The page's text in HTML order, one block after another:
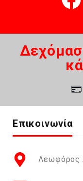
Επικοινωνία
Λεωφόρος